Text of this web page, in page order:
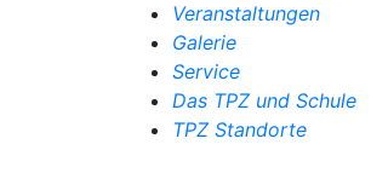
Veranstaltungen
Galerie
Service
Das TPZ und Schule
TPZ Standorte